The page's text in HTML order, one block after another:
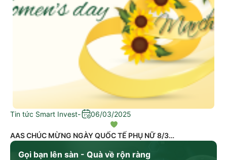
Gọi bạn lên sàn - Quà về rộn ràng
Tin tức Smart Invest- 06/03/2025
AAS CHÚC MỪNG NGÀY QUỐC TẾ PHỤ NỮ 8/3